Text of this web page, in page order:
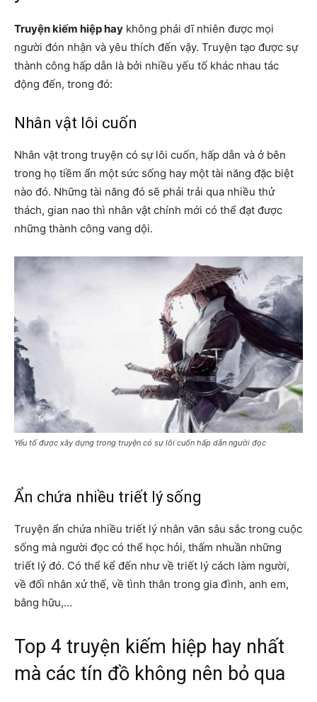
Truyện kiếm hiệp hay không phải dĩ nhiên được mọi
người đón nhận và yêu thích đến vậy. Truyện tạo được sự
thành công hấp dẫn là bởi nhiều yếu tố khác nhau tác
động đến, trong đó:
Nhân vật lôi cuốn
Nhân vật trong truyện có sự lôi cuốn, hấp dẫn và ở bên
trong họ tiềm ẩn một sức sống hay một tài năng đặc biệt
nào đó. Những tài năng đó sẽ phải trải qua nhiều thử
thách, gian nao thì nhân vật chính mới có thể đạt được
những thành công vang dội.
Yếu tố được xây dựng trong truyện có sự lôi cuốn hấp dẫn người đọc
Ẩn chứa nhiều triết lý sống
Truyện ẩn chứa nhiều triết lý nhân văn sâu sắc trong cuộc
sống mà người đọc có thể học hỏi, thấm nhuần những
triết lý đó. Có thể kể đến như về triết lý cách làm người,
về đối nhân xử thế, về tình thân trong gia đình, anh em,
bằng hữu,…
Top 4 truyện kiếm hiệp hay nhất
mà các tín đồ không nên bỏ qua